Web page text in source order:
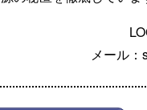
メール